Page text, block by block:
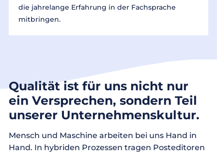
die jahrelange Erfahrung in der Fachsprache
mitbringen.
Qualität ist für uns nicht nur
ein Versprechen, sondern Teil
unserer Unternehmenskultur.
Mensch und Maschine arbeiten bei uns Hand in
Hand. In hybriden Prozessen tragen Posteditoren